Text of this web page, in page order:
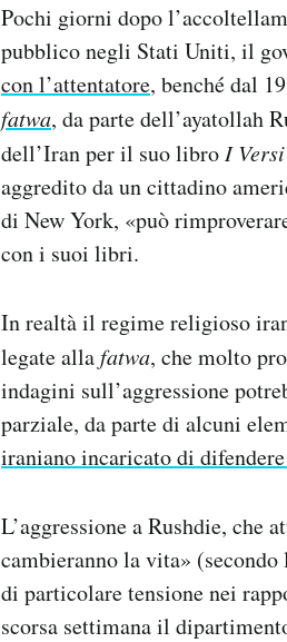
Pochi giorni dopo
pubblico negli Stati Uniti, il
con l’attentatore, benché dal
fatwa, da parte dell’ayatollah
dell’Iran per il suo libro I
aggredito da un cittadino
di New York, «può
con i suoi libri.
In realtà il regime religioso
legate allafatwa, che molto
indagini sull’aggressione
parziale, da parte di alcuni
iraniano incaricato di
L’aggressione a Rushdie, che
cambieranno la vita»
di particolare tensione nei
scorsa settimana il